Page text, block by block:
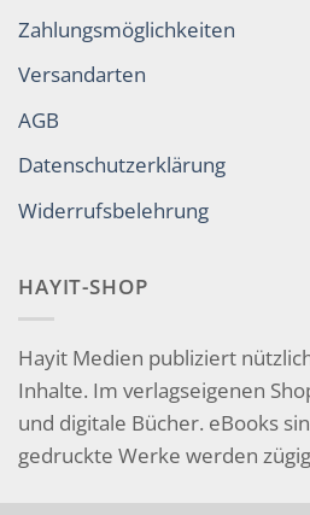
Zahlungsmöglichkeiten
Versandarten
AGB
Datenschutzerklärung
Widerrufsbelehrung
HAYIT-SHOP
Hayit Medien publiziert
Inhalte. Im verlagseigenen
und digitale Bücher. eBooks
gedruckte Werke werden